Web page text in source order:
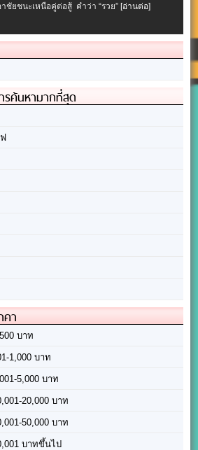
ชัยชนะเหนือคู่ต่อสู้ คำว่า “รวย”[อ่านต่อ]
รค้นหามากที่สุด
คา
บาท
1,000 บาท
5,000 บาท
20,000 บาท
50,000 บาท
บาทขึ้นไป